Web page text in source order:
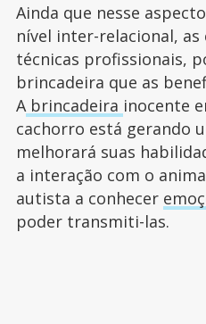
Ainda que nesse
nível inter-relacional, as
técnicas profissionais,
brincadeira que as
Abrincadeira inocente
cachorro está gerando
melhorará suas
a interação com o
autista a conhecer
poder transmiti-las.